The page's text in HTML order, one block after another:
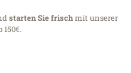
starten Sie frischmit unserer
150€.